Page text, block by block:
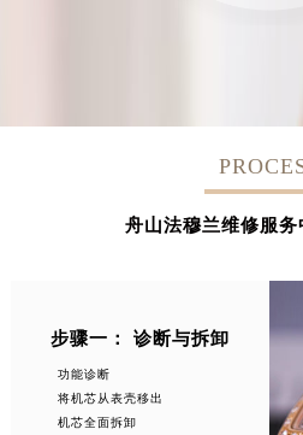
舟山法穆兰维修服务
步骤一： 诊断与拆卸
功能诊断
将机芯从表壳移出
机芯全面拆卸